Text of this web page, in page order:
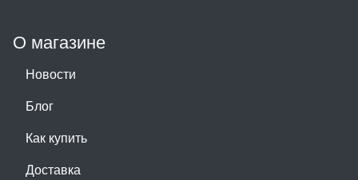
О магазине
Новости
Блог
Как купить
Доставка